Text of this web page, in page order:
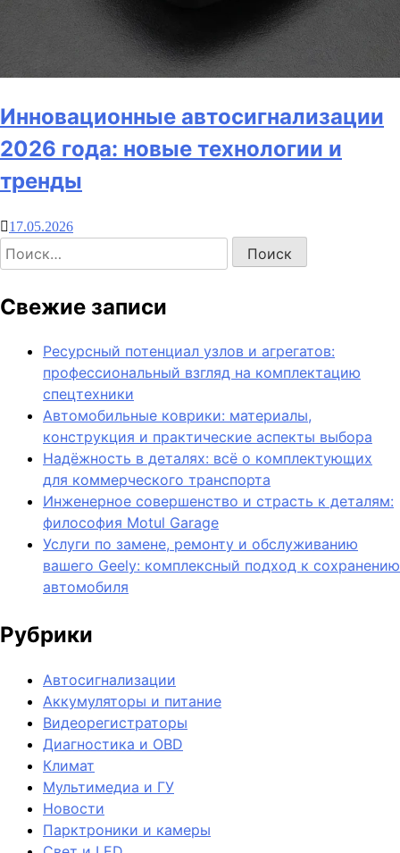
Инновационные автосигнализации
2026 года: новые технологии и
тренды
17.05.2026
Свежие записи
Ресурсный потенциал узлов и агрегатов:
профессиональный взгляд на комплектацию
спецтехники
Автомобильные коврики: материалы,
конструкция и практические аспекты выбора
Надёжность в деталях: всё о комплектующих
для коммерческого транспорта
Инженерное совершенство и страсть к деталям:
философия Motul Garage
Услуги по замене, ремонту и обслуживанию
вашего Geely: комплексный подход к сохранению
автомобиля
Рубрики
Автосигнализации
Аккумуляторы и питание
Видеорегистраторы
Диагностика и OBD
Климат
Мультимедиа и ГУ
Новости
Парктроники и камеры